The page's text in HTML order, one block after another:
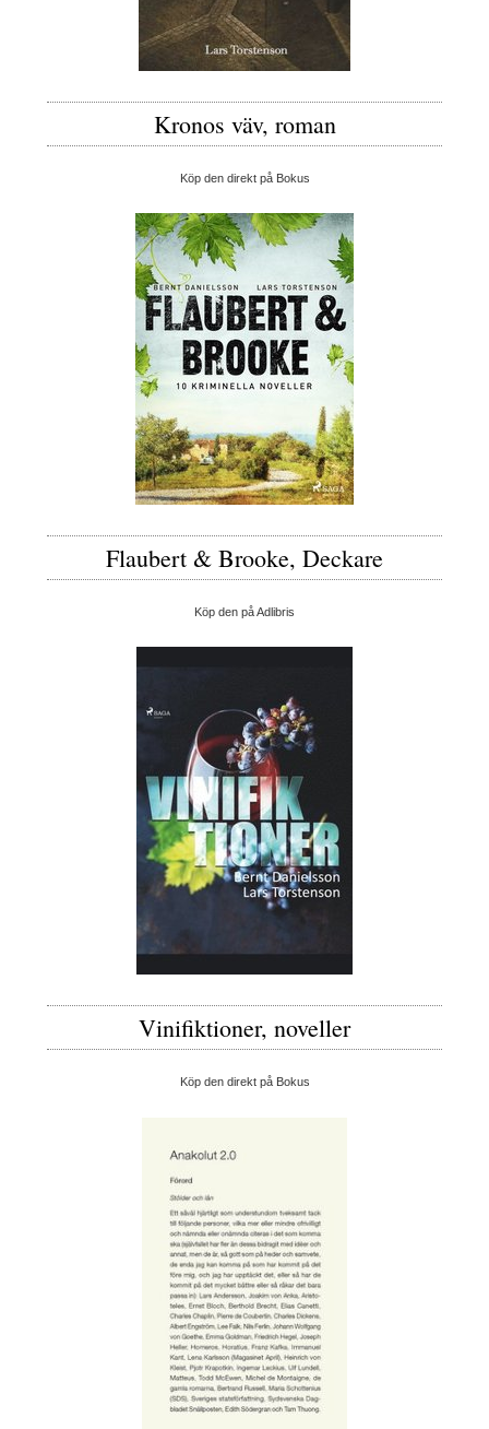
Kronos väv, roman
Köp den direkt på Bokus
Flaubert & Brooke, Deckare
Köp den på Adlibris
Vinifiktioner, noveller
Köp den direkt på Bokus